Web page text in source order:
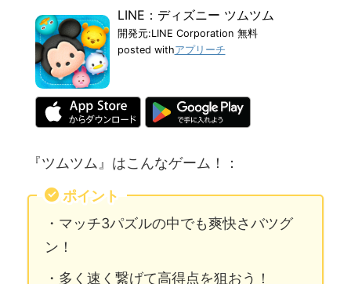
LINE：ディズニー ツムツム
開発元:LINE Corporation 無料
posted withアプリーチ
『ツムツム』はこんなゲーム！：
ポイント
・マッチ3パズルの中でも爽快さバツグ
ン！
・多く速く繋げて高得点を狙おう！